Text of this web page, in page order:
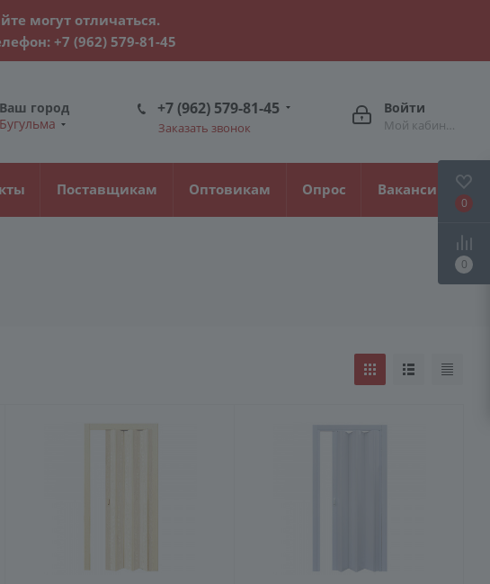
могут отличаться.
+7 (962) 579-81-45
Войти
Мой кабинет
Ваш город
Бугульма
+7 (962) 579-81-45
Заказать звонок
Поставщикам Оптовикам Опрос Вакансии
0
0